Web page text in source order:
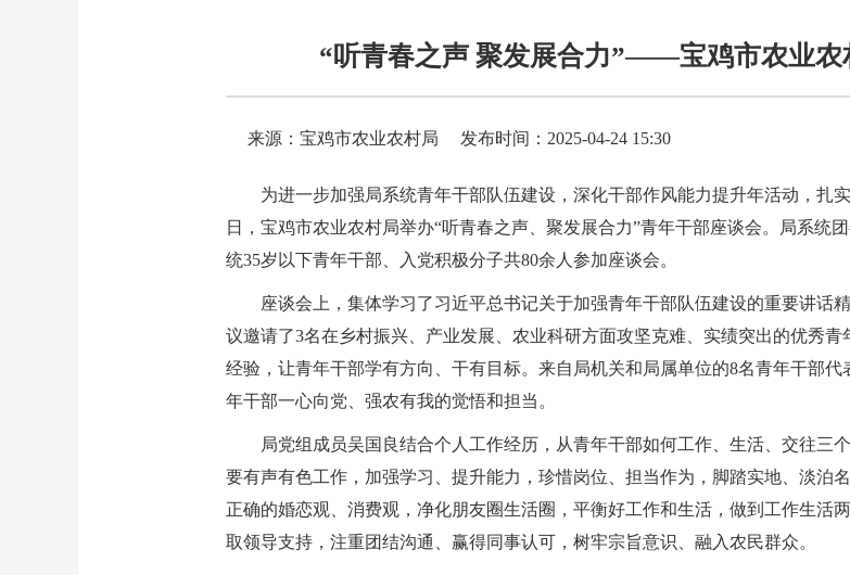
“听青春之声 聚发展合力”——宝鸡市农业农
来源：宝鸡市农业农村局 发布时间：2025-04-24 15:30
为进一步加强局系统青年干部队伍建设，深化干部作风能力提升年活动，扎
日，宝鸡市农业农村局举办“听青春之声、聚发展合力”青年干部座谈会。局系统
统35岁以下青年干部、入党积极分子共80余人参加座谈会。
座谈会上，集体学习了习近平总书记关于加强青年干部队伍建设的重要讲话
议邀请了3名在乡村振兴、产业发展、农业科研方面攻坚克难、实绩突出的优秀
经验，让青年干部学有方向、干有目标。来自局机关和局属单位的8名青年干部
年干部一心向党、强农有我的觉悟和担当。
局党组成员吴国良结合个人工作经历，从青年干部如何工作、生活、交往三
要有声有色工作，加强学习、提升能力，珍惜岗位、担当作为，脚踏实地、淡泊
正确的婚恋观、消费观，净化朋友圈生活圈，平衡好工作和生活，做到工作生活
取领导支持，注重团结沟通、赢得同事认可，树牢宗旨意识、融入农民群众。